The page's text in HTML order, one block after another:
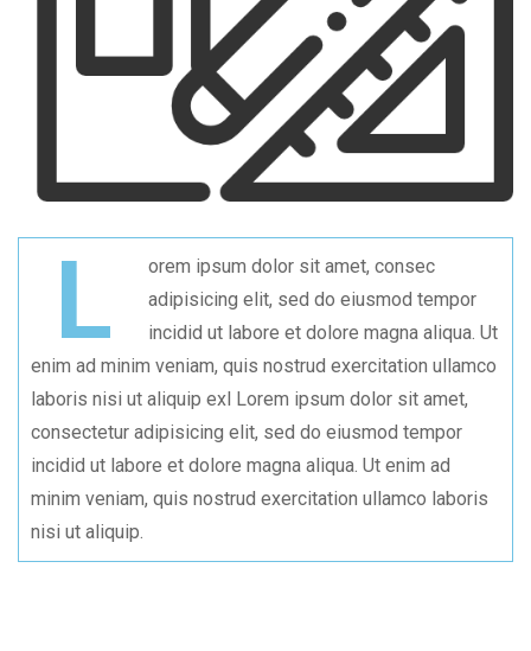
L
orem ipsum dolor sit amet, consec
adipisicing elit, sed do eiusmod tempor
incidid ut labore et dolore magna aliqua. Ut
enim ad minim veniam, quis nostrud exercitation ullamco
laboris nisi ut aliquip exl Lorem ipsum dolor sit amet,
consectetur adipisicing elit, sed do eiusmod tempor
incidid ut labore et dolore magna aliqua. Ut enim ad
minim veniam, quis nostrud exercitation ullamco laboris
nisi ut aliquip.